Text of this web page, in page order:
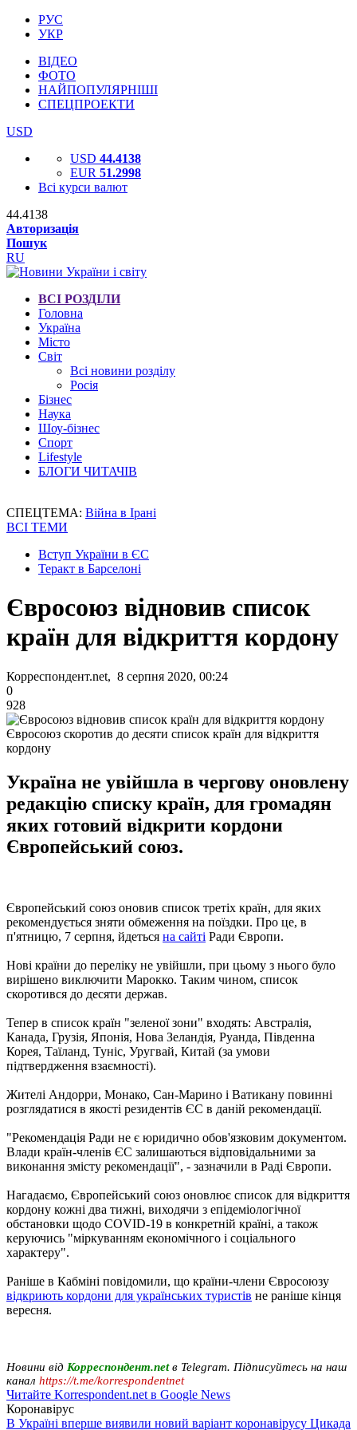
РУС
УКР
ВІДЕО
ФОТО
НАЙПОПУЛЯРНІШІ
СПЕЦПРОЕКТИ
USD
USD 44.4138
EUR 51.2998
Всі курси валют
44.4138
Авторизація
Пошук
RU
ВСІ РОЗДІЛИ
Головна
Україна
Місто
Світ
Всі новини розділу
Росія
Бізнес
Наука
Шоу-бізнес
Спорт
Lifestyle
БЛОГИ ЧИТАЧІВ
СПЕЦТЕМА: Війна в Ірані
ВСІ ТЕМИ
Вступ України в ЄС
Теракт в Барселоні
Євросоюз відновив список
країн для відкриття кордону
Корреспондент.net, 8 серпня 2020, 00:24
0
928
Євросоюз скоротив до десяти список країн для відкриття
кордону
Україна не увійшла в чергову оновлену
редакцію списку країн, для громадян
яких готовий відкрити кордони
Європейський союз.
Європейський союз оновив список третіх країн, для яких
рекомендується зняти обмеження на поїздки. Про це, в
п'ятницю, 7 серпня, йдеться на сайті Ради Європи.
Нові країни до переліку не увійшли, при цьому з нього було
вирішено виключити Марокко. Таким чином, список
скоротився до десяти держав.
Тепер в список країн "зеленої зони" входять: Австралія,
Канада, Грузія, Японія, Нова Зеландія, Руанда, Південна
Корея, Таїланд, Туніс, Уругвай, Китай (за умови
підтвердження взаємності).
Жителі Андорри, Монако, Сан-Марино і Ватикану повинні
розглядатися в якості резидентів ЄС в даній рекомендації.
"Рекомендація Ради не є юридично обов'язковим документом.
Влади країн-членів ЄС залишаються відповідальними за
виконання змісту рекомендації", - зазначили в Раді Європи.
Нагадаємо, Європейський союз оновлює список для відкриття
кордону кожні два тижні, виходячи з епідеміологічної
обстановки щодо COVID-19 в конкретній країні, а також
керуючись "міркуванням економічного і соціального
характеру".
Раніше в Кабміні повідомили, що країни-члени Євросоюзу
відкриють кордони для українських туристів не раніше кінця
вересня.
Новини від Корреспондент.netв Telegram. Підписуйтесь на наш
канал https://t.me/korrespondentnet
Читайте Korrespondent.net в Google News
Коронавірус
В Україні вперше виявили новий варіант коронавірусу Цикада